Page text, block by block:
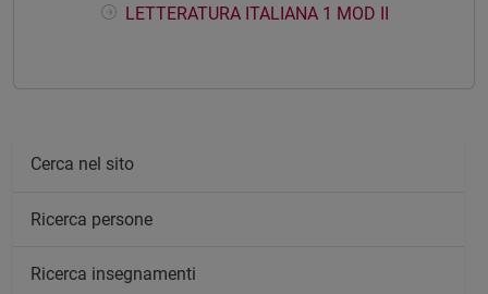
LETTERATURA ITALIANA 1 MOD II
Cerca nel sito
Ricerca persone
Ricerca insegnamenti